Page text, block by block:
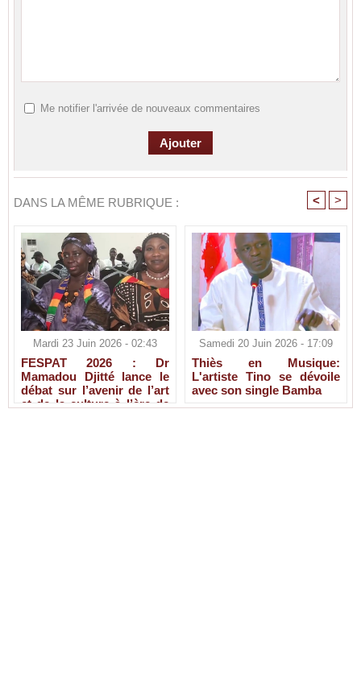
Me notifier l'arrivée de nouveaux commentaires
DANS LA MÊME RUBRIQUE : < >
Mardi 23 Juin 2026 - 02:43
FESPAT 2026 : Dr
Mamadou Djitté lance le
débat sur l’avenir de l’art
et de la culture à l’ère de
Samedi 20 Juin 2026 - 17:09
Thiès en Musique:
L'artiste Tino se dévoile
avec son single Bamba